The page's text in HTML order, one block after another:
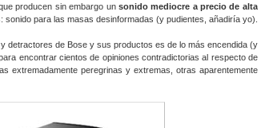
producen sin embargo un sonido mediocre a precio de alta
para las masas desinformadas (y pudientes, añadiría yo).
detractores de Bose y sus productos es de lo más encendida (y
encontrar cientos de opiniones contradictorias al respecto de
extremadamente peregrinas y extremas, otras aparentemente